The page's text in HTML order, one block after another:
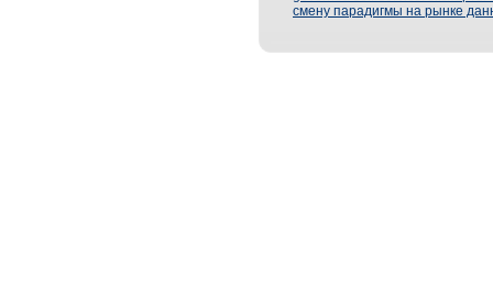
смену парадигмы на рынке